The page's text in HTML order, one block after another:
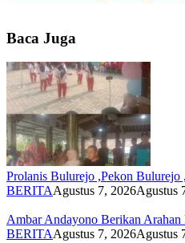
Baca Juga
Prolanis Bulurejo ,Pekon
BERITAAgustus 7, 2026Agustus
Ambar Andayono Berikan
BERITAAgustus 7, 2026Agustus